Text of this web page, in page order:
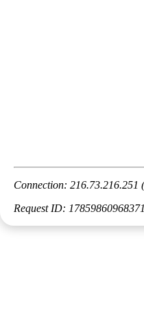
Connection: 216.73.216.251
Request ID: